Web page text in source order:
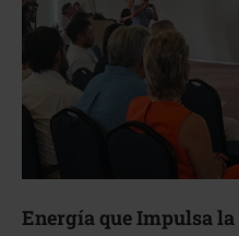
Energía que Impulsa